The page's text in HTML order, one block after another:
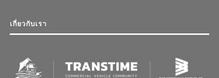
เกี่ยวกับเรา